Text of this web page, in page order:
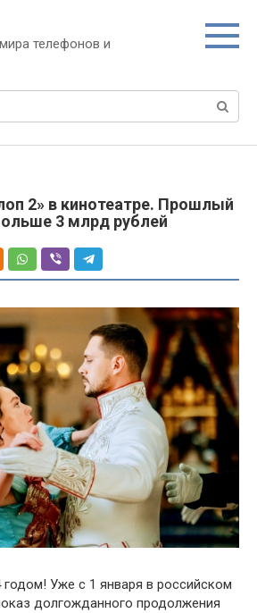
телефонов и
2» в кинотеатре. Прошлый
3 млрд рублей
Уже с 1 января в российском
долгожданного продолжения